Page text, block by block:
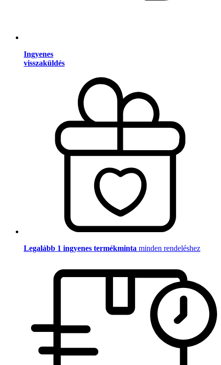
Ingyenes
visszaküldés
Legalább 1 ingyenes termékminta minden rendeléshez